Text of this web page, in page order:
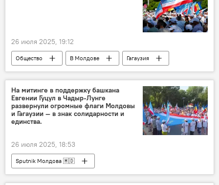
26 июля 2025, 19:12
Общество В Молдове
Гагаузия
Чадыр-Лунга
митинг
Евгения Гуцул
На митинге в поддержку башкана
Евгении Гуцул в Чадыр-Лунге
развернули огромные флаги Молдовы
и Гагаузии — в знак солидарности и
единства.
26 июля 2025, 18:53
Sputnik Молдова 🇲🇩